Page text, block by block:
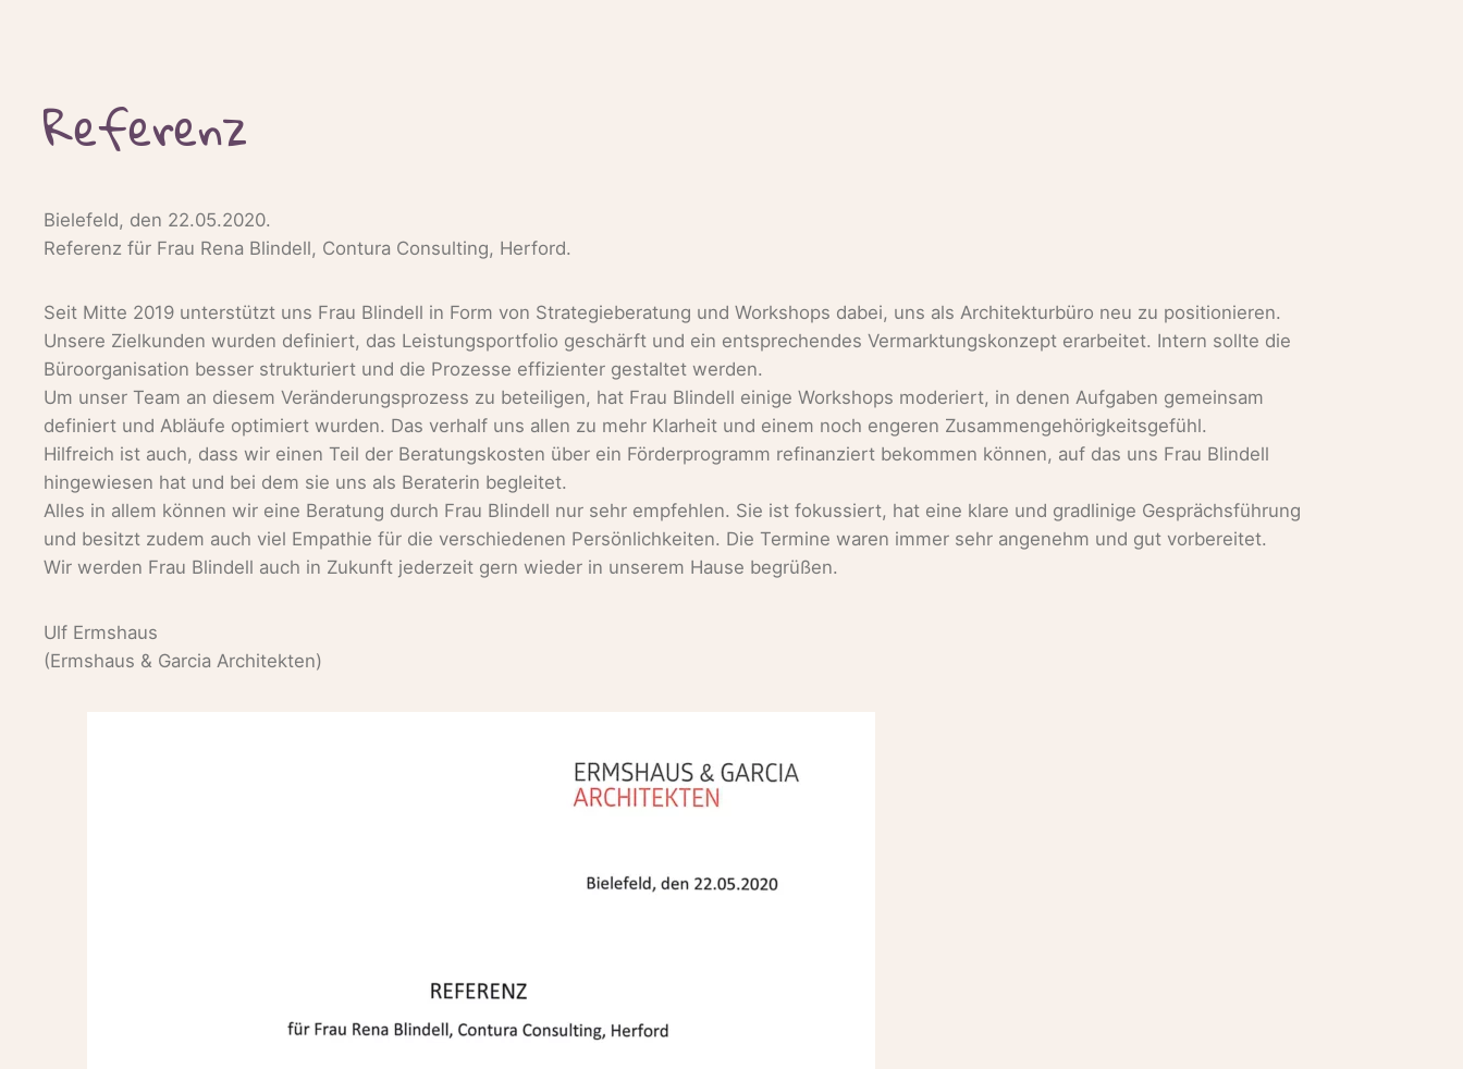
Referenz
Bielefeld, den 22.05.2020.
Referenz für Frau Rena Blindell, Contura Consulting, Herford.
Seit Mitte 2019 unterstützt uns Frau Blindell in Form von Strategieberatung und Workshops dabei, uns als Architekturbüro neu zu positionieren.
Unsere Zielkunden wurden definiert, das Leistungsportfolio geschärft und ein entsprechendes Vermarktungskonzept erarbeitet. Intern sollte die
Büroorganisation besser strukturiert und die Prozesse effizienter gestaltet werden.
Um unser Team an diesem Veränderungsprozess zu beteiligen, hat Frau Blindell einige Workshops moderiert, in denen Aufgaben gemeinsam
definiert und Abläufe optimiert wurden. Das verhalf uns allen zu mehr Klarheit und einem noch engeren Zusammengehörigkeitsgefühl.
Hilfreich ist auch, dass wir einen Teil der Beratungskosten über ein Förderprogramm refinanziert bekommen können, auf das uns Frau Blindell
hingewiesen hat und bei dem sie uns als Beraterin begleitet.
Alles in allem können wir eine Beratung durch Frau Blindell nur sehr empfehlen. Sie ist fokussiert, hat eine klare und gradlinige Gesprächsführung
und besitzt zudem auch viel Empathie für die verschiedenen Persönlichkeiten. Die Termine waren immer sehr angenehm und gut vorbereitet.
Wir werden Frau Blindell auch in Zukunft jederzeit gern wieder in unserem Hause begrüßen.
Ulf Ermshaus
(Ermshaus & Garcia Architekten)